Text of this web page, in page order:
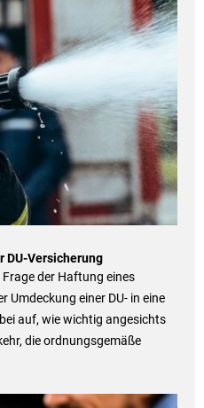
DU-Versicherung
der Haftung eines
Umdeckung einer DU- in eine
auf, wie wichtig angesichts
die ordnungsgemäße